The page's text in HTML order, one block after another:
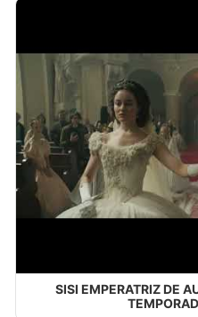
SISI EMPERATRIZ DE